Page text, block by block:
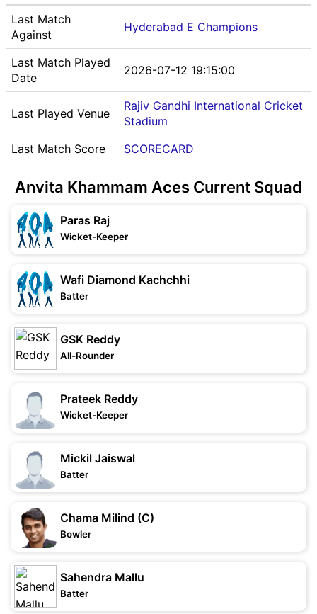
Last Match
Against
Hyderabad E Champions
Last Match Played
Date
2026-07-12 19:15:00
Last Played Venue
Rajiv Gandhi International Cricket
Stadium
Last Match Score
SCORECARD
Anvita Khammam Aces Current Squad
Paras Raj
Wicket-Keeper
Wafi Diamond Kachchhi
Batter
GSK Reddy
All-Rounder
Prateek Reddy
Wicket-Keeper
Mickil Jaiswal
Batter
Chama Milind (C)
Bowler
Sahendra Mallu
Batter